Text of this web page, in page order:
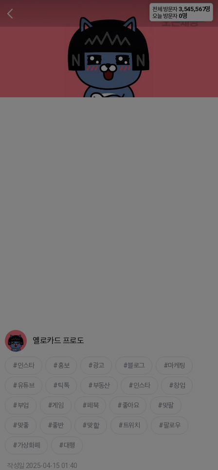
비공개
옐로카드 프로도
인스타 홍보 광고 블로그 마케팅
유튜브 틱톡 부동산 인스타 창업
부업 게임 페북 좋아요 맞팔
맞좋 좋반 맞핱 트위치 팔로우
가상화폐 대행
작성일 2025-04-15 01:40
전체 방문자 3,545,567명
오늘 방문자 0명